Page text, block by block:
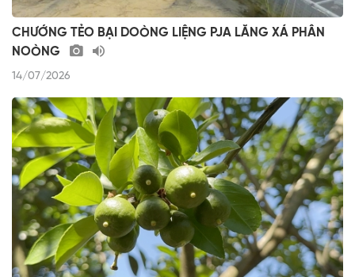
CHƯỚNG TẺO BẠI DOÒNG LIỆNG PJA LĂNG XÁ PHÂN
NOÒNG
14/07/2026